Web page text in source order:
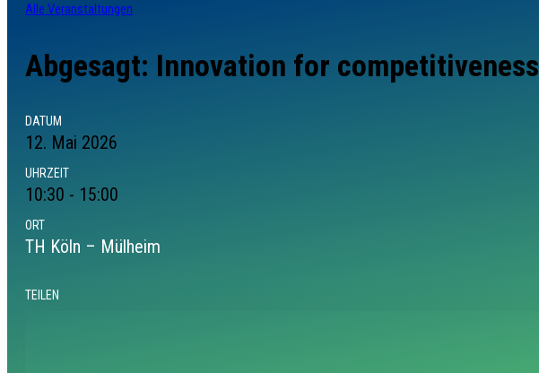
Alle Veranstaltungen
Abgesagt: Innovation for competitiveness
DATUM
12. Mai 2026
UHRZEIT
10:30 - 15:00
ORT
TH Köln – Mülheim
TEILEN